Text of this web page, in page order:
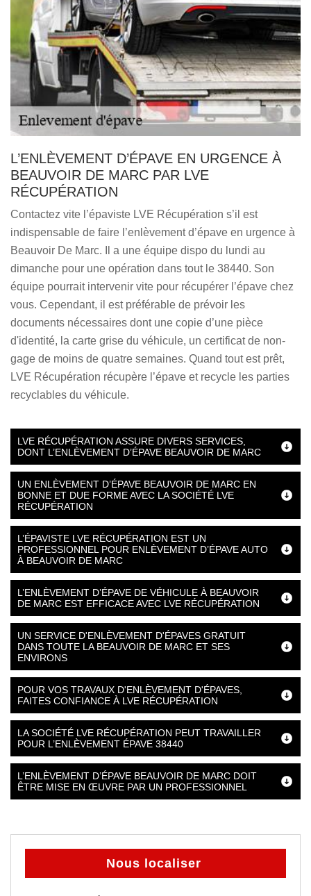
L’ENLÈVEMENT D’ÉPAVE EN URGENCE À
BEAUVOIR DE MARC PAR LVE
RÉCUPÉRATION
Contactez vite l’épaviste LVE Récupération s’il est
indispensable de faire l’enlèvement d’épave en urgence à
Beauvoir De Marc. Il a une équipe dispo du lundi au
dimanche pour une opération dans tout le 38440. Son
équipe pourrait intervenir vite pour récupérer l’épave chez
vous. Cependant, il est préférable de prévoir les
documents nécessaires dont une copie d’une pièce
d'identité, la carte grise du véhicule, un certificat de non-
gage de moins de quatre semaines. Quand tout est prêt,
LVE Récupération récupère l’épave et recycle les parties
recyclables du véhicule.
LVE RÉCUPÉRATION ASSURE DIVERS SERVICES,
DONT L’ENLÈVEMENT D’ÉPAVE BEAUVOIR DE MARC
UN ENLÈVEMENT D’ÉPAVE BEAUVOIR DE MARC EN
BONNE ET DUE FORME AVEC LA SOCIÉTÉ LVE
RÉCUPÉRATION
L’ÉPAVISTE LVE RÉCUPÉRATION EST UN
PROFESSIONNEL POUR ENLÈVEMENT D’ÉPAVE AUTO
À BEAUVOIR DE MARC
L’ENLÈVEMENT D’ÉPAVE DE VÉHICULE À BEAUVOIR
DE MARC EST EFFICACE AVEC LVE RÉCUPÉRATION
UN SERVICE D'ENLÈVEMENT D'ÉPAVES GRATUIT
DANS TOUTE LA BEAUVOIR DE MARC ET SES
ENVIRONS
POUR VOS TRAVAUX D'ENLÈVEMENT D'ÉPAVES,
FAITES CONFIANCE À LVE RÉCUPÉRATION
LA SOCIÉTÉ LVE RÉCUPÉRATION PEUT TRAVAILLER
POUR L’ENLÈVEMENT ÉPAVE 38440
L’ENLÈVEMENT D’ÉPAVE BEAUVOIR DE MARC DOIT
ÊTRE MISE EN ŒUVRE PAR UN PROFESSIONNEL
Nous localiser